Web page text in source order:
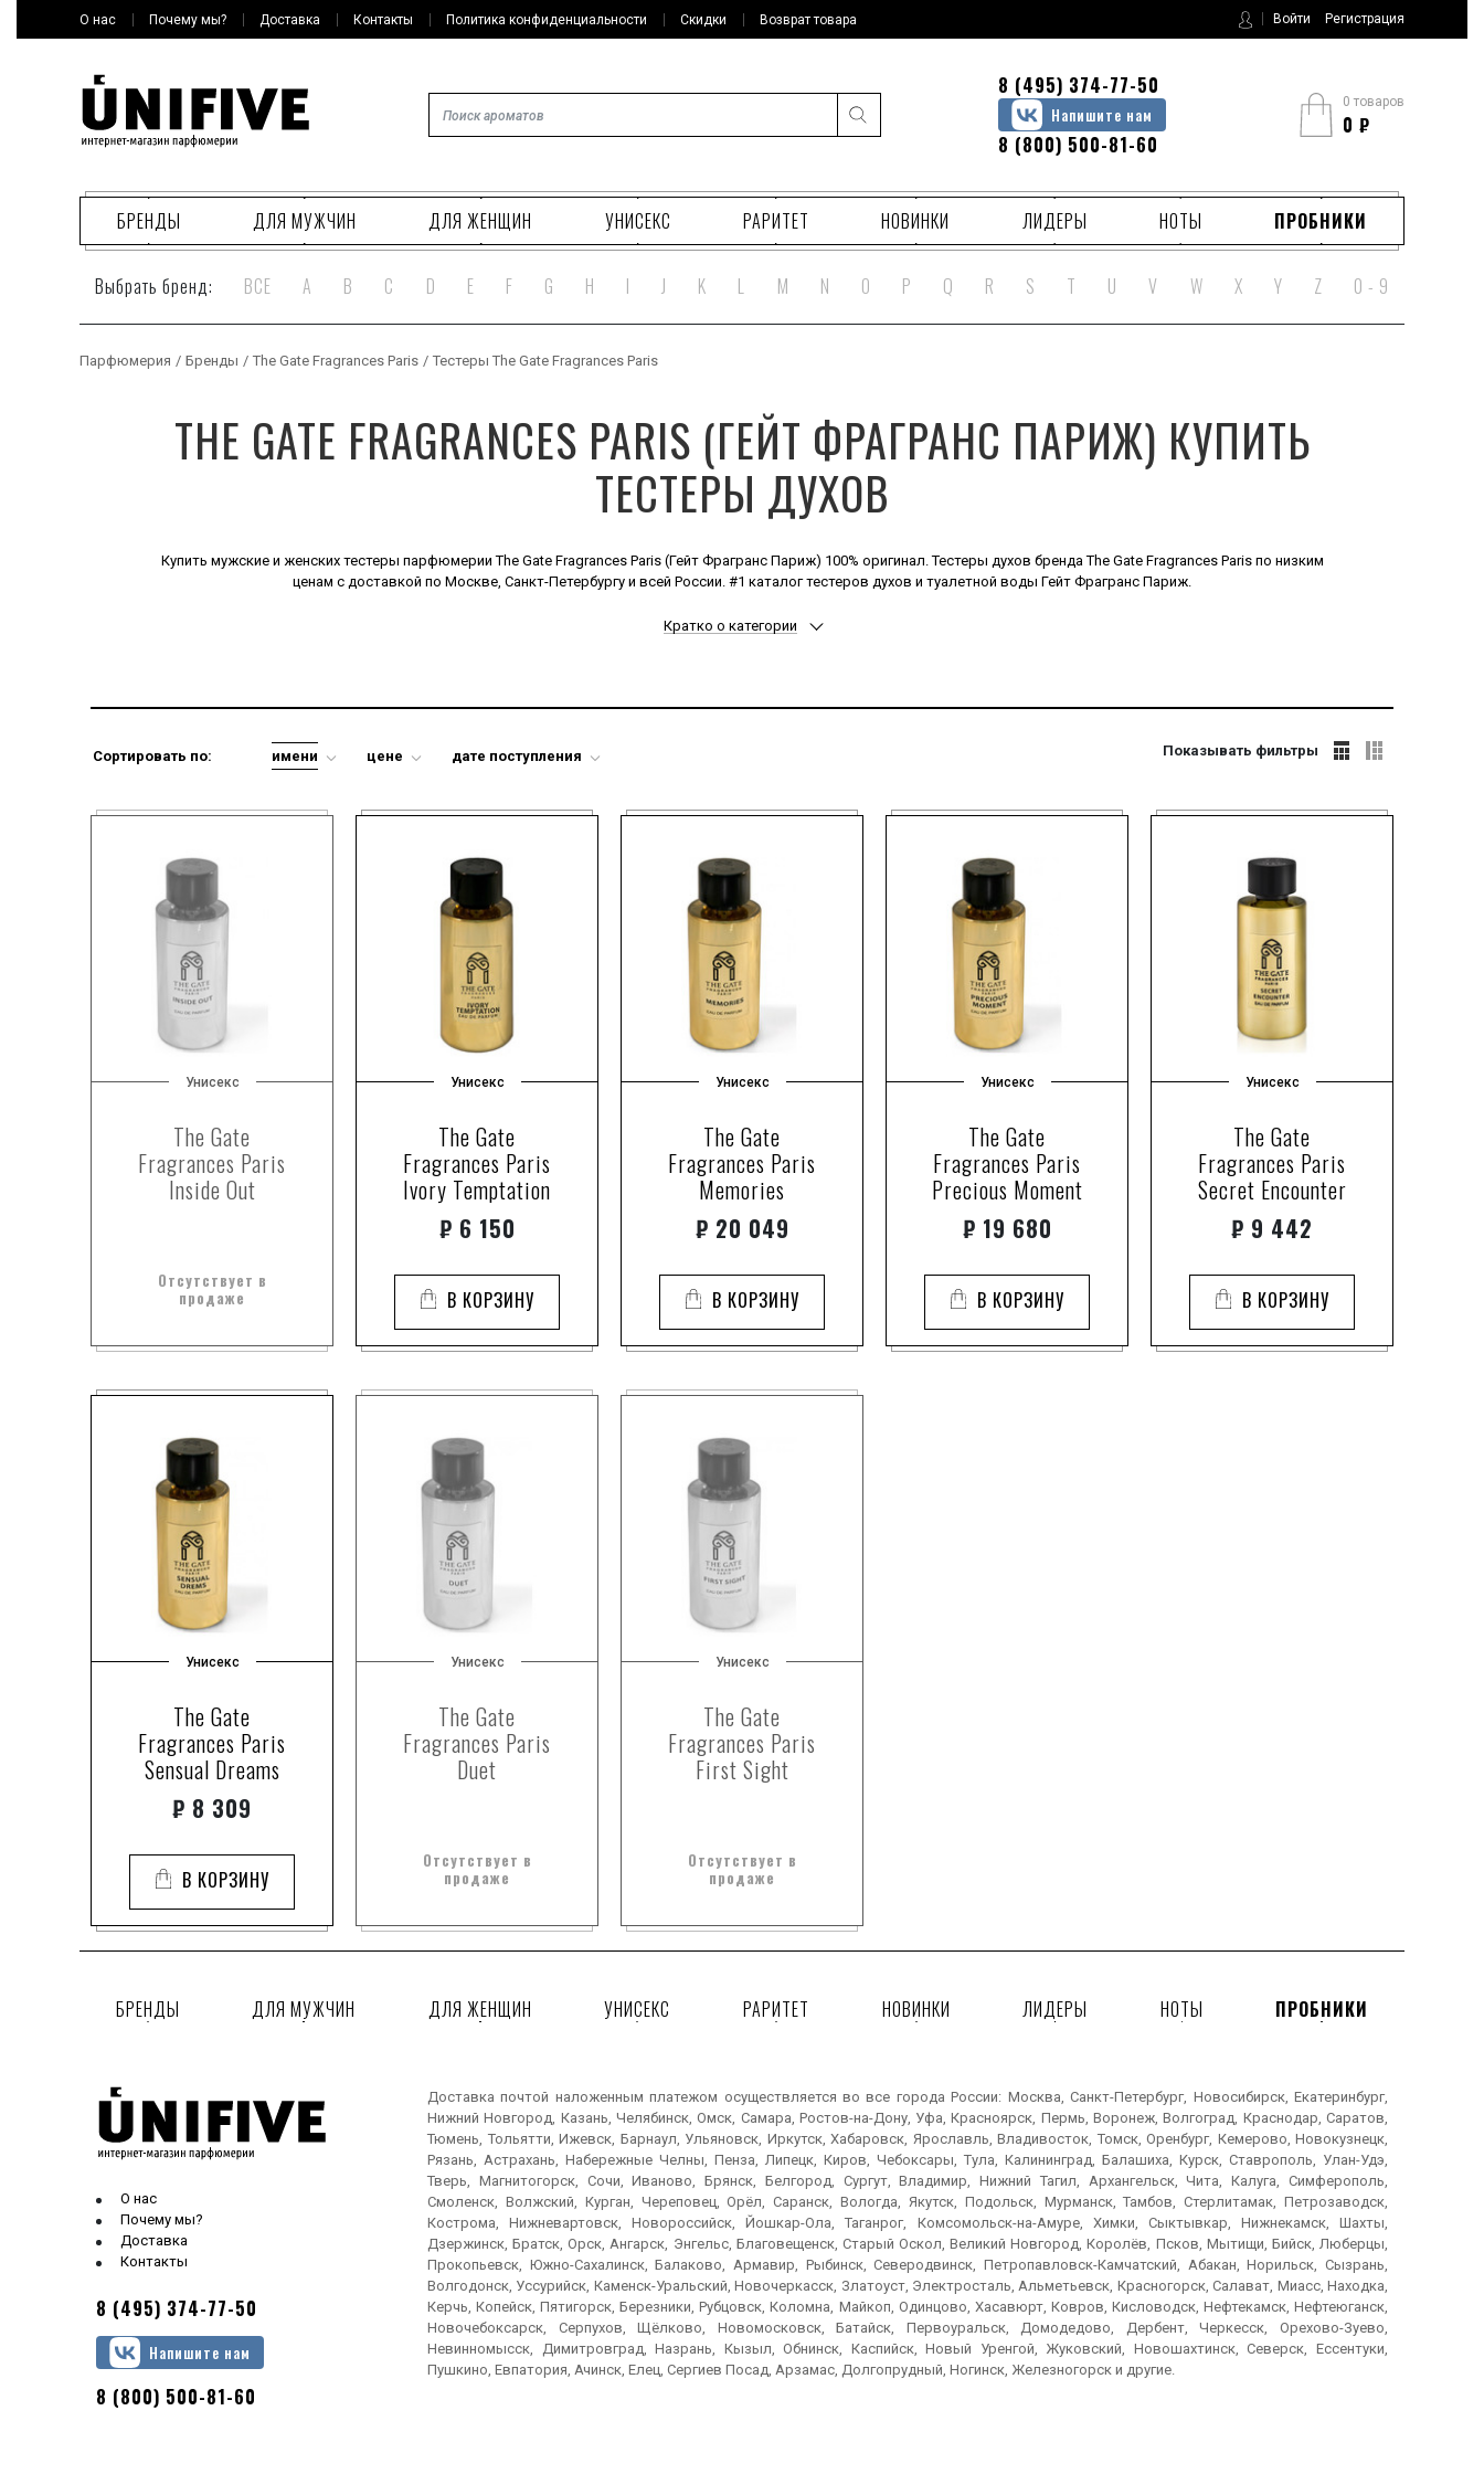
О нас Почему мы? Доставка Контакты Политика конфиденциальности Скидки Возврат товара Войти Регистрация
8 (495) 374-77-50
Напишите нам
8 (800) 500-81-60
0 товаров
0 ₽
БРЕНДЫ ДЛЯ МУЖЧИН ДЛЯ ЖЕНЩИН УНИСЕКС РАРИТЕТ НОВИНКИ ЛИДЕРЫ НОТЫ ПРОБНИКИ
Выбрать бренд: ВСЕ A B C D E F G H I J K L M N O P Q R S T U V W X Y Z 0 - 9
Парфюмерия / Бренды / The Gate Fragrances Paris / Тестеры The Gate Fragrances Paris
THE GATE FRAGRANCES PARIS (ГЕЙТ ФРАГРАНС ПАРИЖ) КУПИТЬ
ТЕСТЕРЫ ДУХОВ
Купить мужские и женских тестеры парфюмерии The Gate Fragrances Paris (Гейт Фрагранс Париж) 100% оригинал. Тестеры духов бренда The Gate Fragrances Paris по низким
ценам с доставкой по Москве, Санкт-Петербургу и всей России. #1 каталог тестеров духов и туалетной воды Гейт Фрагранс Париж.
Кратко о категории
Сортировать по: имени цене дате поступления Показывать фильтры
Унисекс
The Gate
Fragrances Paris
Inside Out
Отсутствует в
продаже
Унисекс
The Gate
Fragrances Paris
Ivory Temptation
₽ 6 150
В КОРЗИНУ
Унисекс
The Gate
Fragrances Paris
Memories
₽ 20 049
В КОРЗИНУ
Унисекс
The Gate
Fragrances Paris
Precious Moment
₽ 19 680
В КОРЗИНУ
Унисекс
The Gate
Fragrances Paris
Secret Encounter
₽ 9 442
В КОРЗИНУ
Унисекс
The Gate
Fragrances Paris
Sensual Dreams
₽ 8 309
В КОРЗИНУ
Унисекс
The Gate
Fragrances Paris
Duet
Отсутствует в
продаже
Унисекс
The Gate
Fragrances Paris
First Sight
Отсутствует в
продаже
БРЕНДЫ ДЛЯ МУЖЧИН ДЛЯ ЖЕНЩИН УНИСЕКС РАРИТЕТ НОВИНКИ ЛИДЕРЫ НОТЫ ПРОБНИКИ
О нас
Почему мы?
Доставка
Контакты
8 (495) 374-77-50
Напишите нам
8 (800) 500-81-60
Доставка почтой наложенным платежом осуществляется во все города России: Москва, Санкт-Петербург, Новосибирск, Екатеринбург,
Нижний Новгород, Казань, Челябинск, Омск, Самара, Ростов-на-Дону, Уфа, Красноярск, Пермь, Воронеж, Волгоград, Краснодар, Саратов,
Тюмень, Тольятти, Ижевск, Барнаул, Ульяновск, Иркутск, Хабаровск, Ярославль, Владивосток, Томск, Оренбург, Кемерово, Новокузнецк,
Рязань, Астрахань, Набережные Челны, Пенза, Липецк, Киров, Чебоксары, Тула, Калининград, Балашиха, Курск, Ставрополь, Улан-Удэ,
Тверь, Магнитогорск, Сочи, Иваново, Брянск, Белгород, Сургут, Владимир, Нижний Тагил, Архангельск, Чита, Калуга, Симферополь,
Смоленск, Волжский, Курган, Череповец, Орёл, Саранск, Вологда, Якутск, Подольск, Мурманск, Тамбов, Стерлитамак, Петрозаводск,
Кострома, Нижневартовск, Новороссийск, Йошкар-Ола, Таганрог, Комсомольск-на-Амуре, Химки, Сыктывкар, Нижнекамск, Шахты,
Дзержинск, Братск, Орск, Ангарск, Энгельс, Благовещенск, Старый Оскол, Великий Новгород, Королёв, Псков, Мытищи, Бийск, Люберцы,
Прокопьевск, Южно-Сахалинск, Балаково, Армавир, Рыбинск, Северодвинск, Петропавловск-Камчатский, Абакан, Норильск, Сызрань,
Волгодонск, Уссурийск, Каменск-Уральский, Новочеркасск, Златоуст, Электросталь, Альметьевск, Красногорск, Салават, Миасс, Находка,
Керчь, Копейск, Пятигорск, Березники, Рубцовск, Коломна, Майкоп, Одинцово, Хасавюрт, Ковров, Кисловодск, Нефтекамск, Нефтеюганск,
Новочебоксарск, Серпухов, Щёлково, Новомосковск, Батайск, Первоуральск, Домодедово, Дербент, Черкесск, Орехово-Зуево,
Невинномысск, Димитровград, Назрань, Кызыл, Обнинск, Каспийск, Новый Уренгой, Жуковский, Новошахтинск, Северск, Ессентуки,
Пушкино, Евпатория, Ачинск, Елец, Сергиев Посад, Арзамас, Долгопрудный, Ногинск, Железногорск и другие.